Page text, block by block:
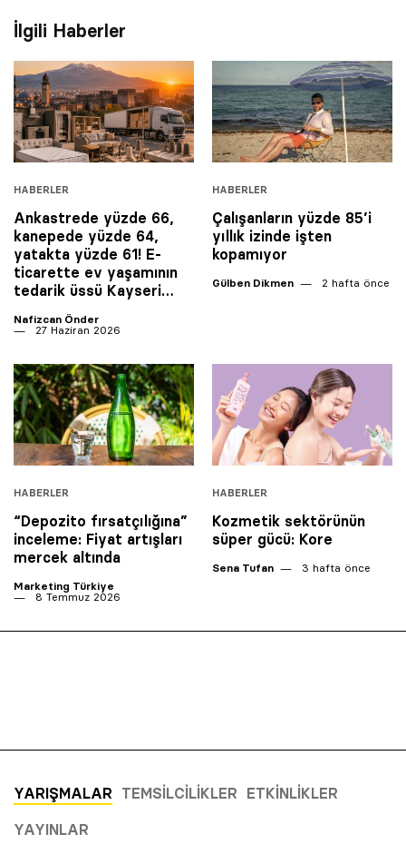
İlgili Haberler
HABERLER
Ankastrede yüzde 66,
kanepede yüzde 64,
yatakta yüzde 61! E-
ticarette ev yaşamının
tedarik üssü Kayseri…
Nafizcan Önder
27 Haziran 2026
HABERLER
Çalışanların yüzde 85’i
yıllık izinde işten
kopamıyor
Gülben Dikmen 2 hafta önce
HABERLER
“Depozito fırsatçılığına”
inceleme: Fiyat artışları
mercek altında
Marketing Türkiye
8 Temmuz 2026
HABERLER
Kozmetik sektörünün
süper gücü: Kore
Sena Tufan 3 hafta önce
YARIŞMALAR TEMSILCILIKLER ETKINLIKLER
YAYINLAR